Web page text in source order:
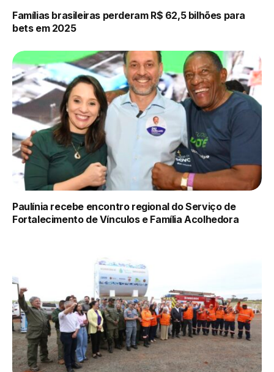
Famílias brasileiras perderam R$ 62,5 bilhões para
bets em 2025
Paulínia recebe encontro regional do Serviço de
Fortalecimento de Vínculos e Família Acolhedora